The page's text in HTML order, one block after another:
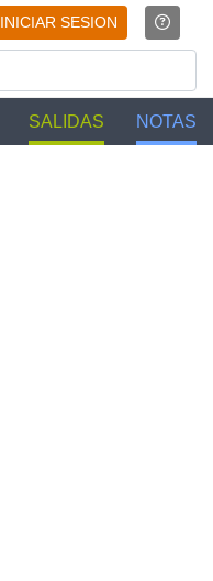
INICIAR SESION
SALIDAS NOTAS